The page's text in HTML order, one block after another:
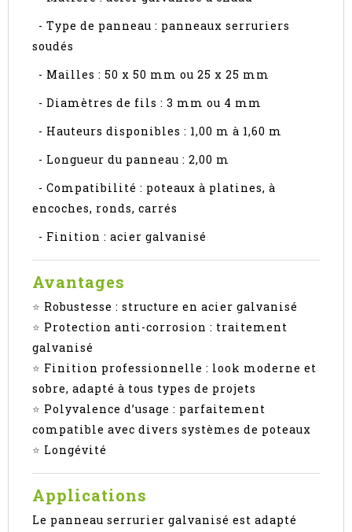
- Type de panneau : panneaux serruriers
soudés
- Mailles : 50 x 50 mm ou 25 x 25 mm
- Diamètres de fils : 3 mm ou 4 mm
- Hauteurs disponibles : 1,00 m à 1,60 m
- Longueur du panneau : 2,00 m
- Compatibilité : poteaux à platines, à
encoches, ronds, carrés
- Finition : acier galvanisé
Avantages
⭐ Robustesse : structure en acier galvanisé
⭐ Protection anti-corrosion : traitement
galvanisé
⭐ Finition professionnelle : look moderne et
sobre, adapté à tous types de projets
⭐ Polyvalence d’usage : parfaitement
compatible avec divers systèmes de poteaux
⭐ Longévité
Applications
Le panneau serrurier galvanisé est adapté